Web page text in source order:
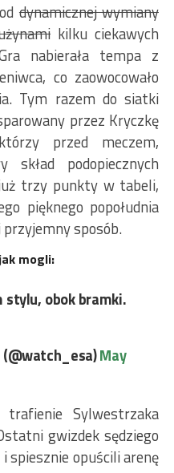
dynamicznej wymiany
kilku ciekawych
nabierała tempa z
co zaowocowało
Tym razem do siatki
przez Kryczkę
przed meczem,
skład podopiecznych
trzy punkty w tabeli,
pięknego popołudnia
sposób.
mogli:
stylu, obok bramki.
May
Sylwestrzaka
gwizdek sędziego
spiesznie opuścili arenę